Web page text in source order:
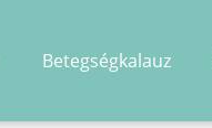
Betegségkalauz